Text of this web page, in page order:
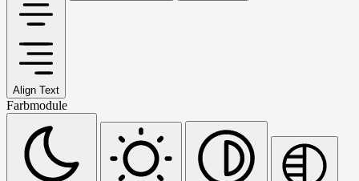
Align Text
Farbmodule